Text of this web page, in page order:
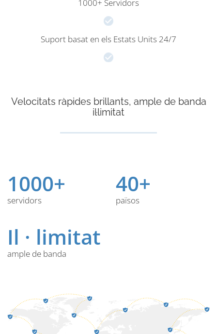
1000+ Servidors
Suport basat en els Estats Units 24/7
Velocitats ràpides brillants, ample de banda
il·limitat
1000+
servidors
40+
països
Il · limitat
ample de banda